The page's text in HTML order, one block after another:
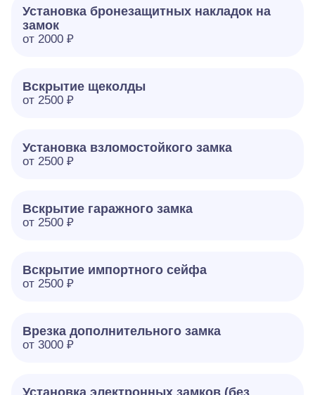
Установка бронезащитных накладок на
замок
от 2000 ₽
Вскрытие щеколды
от 2500 ₽
Установка взломостойкого замка
от 2500 ₽
Вскрытие гаражного замка
от 2500 ₽
Вскрытие импортного сейфа
от 2500 ₽
Врезка дополнительного замка
от 3000 ₽
Установка электронных замков (без